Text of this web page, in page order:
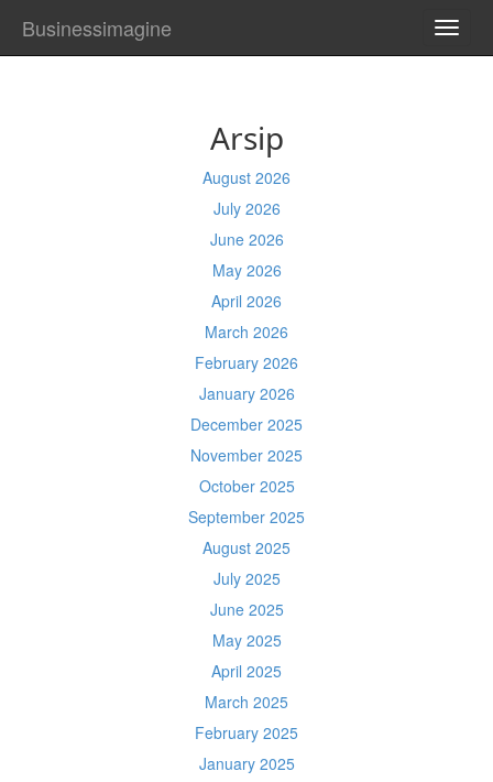
Businessimagine
Arsip
August 2026
July 2026
June 2026
May 2026
April 2026
March 2026
February 2026
January 2026
December 2025
November 2025
October 2025
September 2025
August 2025
July 2025
June 2025
May 2025
April 2025
March 2025
February 2025
January 2025